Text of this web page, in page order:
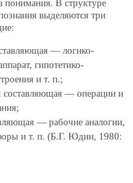
понимания. В структуре
выделяются три
— логико-
гипотетико-
и т. п.;
составляющая — операции и
— рабочие аналогии,
и т. п. (Б.Г. Юдин, 1980: